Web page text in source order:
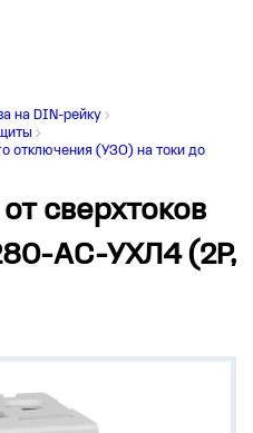
на DIN-рейку
отключения (УЗО) на токи до
сверхтоков
AС-УХЛ4 (2P,